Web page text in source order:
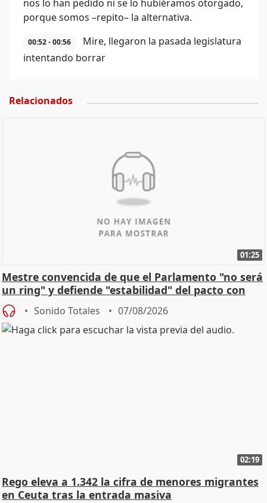
nos lo han pedido ni se lo hubiéramos otorgado,
porque somos –repito– la alternativa.
00:52 - 00:56
Mire, llegaron la pasada legislatura
intentando borrar
Relacionados
01:25
Mestre convencida de que el Parlamento "no será
un ring" y defiende "estabilidad" del pacto con
Vox
Sonido Totales 07/08/2026
02:19
Rego eleva a 1.342 la cifra de menores migrantes
en Ceuta tras la entrada masiva